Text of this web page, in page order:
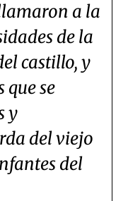
a la
de la
castillo, y
que se
y
del viejo
del